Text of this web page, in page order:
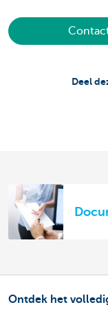
Deel
Ontdek het